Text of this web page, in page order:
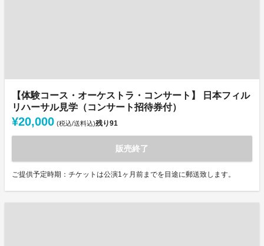
【体験コース・オーケストラ・コンサート】 日本フィル
リハーサル見学（コンサート招待券付）
¥20,000 (税込/送料込)残り91
販売終了
ご提供予定時期：チケットは公演1ヶ月前までを目途に郵送致します。